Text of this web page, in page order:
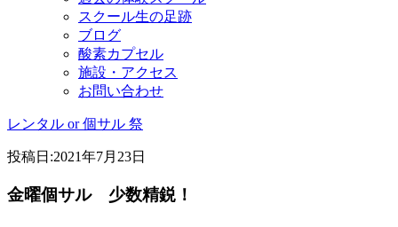
スクール生の足跡
ブログ
酸素カプセル
施設・アクセス
お問い合わせ
レンタル or 個サル 祭
投稿日:2021年7月23日
金曜個サル 少数精鋭！